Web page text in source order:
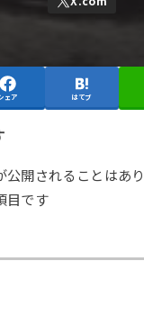
ェア はてブ
公開されることはあり
目です